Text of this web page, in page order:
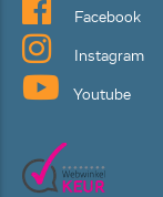
Facebook
Instagram
Youtube